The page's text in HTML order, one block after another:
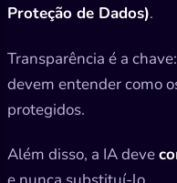
Proteção de Dados).
Transparência é a
devem entender como
protegidos.
Além disso, a IA deve